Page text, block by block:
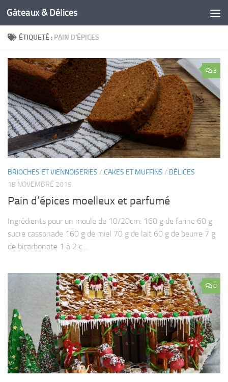
Gâteaux & Délices
ÉTIQUETÉ : PAIN D’ÉPICES
3
BRIOCHES ET VIENNOISERIES / CAKES ET MUFFINS / DÉLICES
18 NOVEMBRE 2019
Pain d’épices moelleux et parfumé
Ingrédients pour un moule de 10/20cm: 160 g de farine 60 g
sucre cassonade 160 g de miel 70 g de lait 60 g de beurre 7 g
de bicarbonate 1 à 2 c...
0